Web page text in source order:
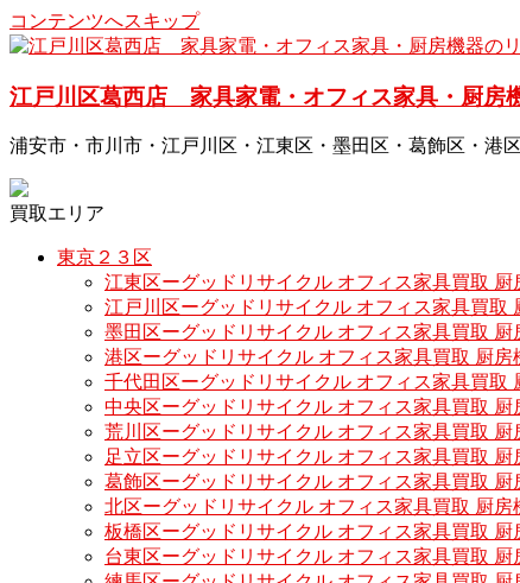
コンテンツへスキップ
江戸川区葛西店 家具家電・オフィス家具・厨房
浦安市・市川市・江戸川区・江東区・墨田区・葛飾区・
買取エリア
東京２３区
江東区ーグッドリサイクル オフィス家具買取 厨
江戸川区ーグッドリサイクル オフィス家具買取
墨田区ーグッドリサイクル オフィス家具買取 厨
港区ーグッドリサイクル オフィス家具買取 厨房
千代田区ーグッドリサイクル オフィス家具買取
中央区ーグッドリサイクル オフィス家具買取 厨
荒川区ーグッドリサイクル オフィス家具買取 厨
足立区ーグッドリサイクル オフィス家具買取 厨
葛飾区ーグッドリサイクル オフィス家具買取 厨
北区ーグッドリサイクル オフィス家具買取 厨房
板橋区ーグッドリサイクル オフィス家具買取 厨
台東区ーグッドリサイクル オフィス家具買取 厨